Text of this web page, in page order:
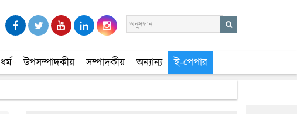
ধর্ম উপসম্পাদকীয় সম্পাদকীয় অন্যান্য ই-পেপার